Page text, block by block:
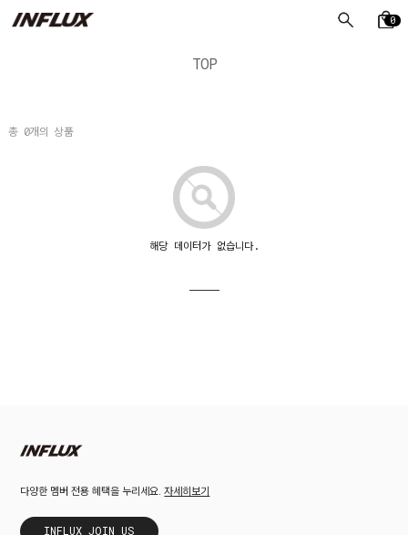
0
TOP
총 0개의 상품
해당 데이터가 없습니다.
다양한 멤버 전용 혜택을 누리세요.자세히보기
INFLUX JOIN US